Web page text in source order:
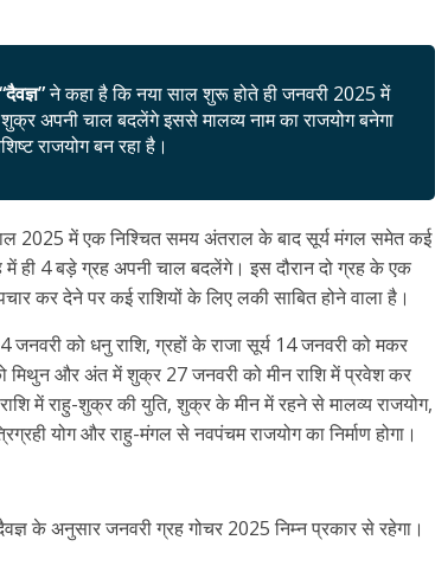
“दैवज्ञ”ने कहा है कि नया साल शुरू होते ही जनवरी 2025 में
अपनी चाल बदलेंगे इससे मालव्य नाम का राजयोग बनेगा
राजयोग बन रहा है।
2025 में एक निश्चित समय अंतराल के बाद सूर्य मंगल समेत कई
में ही 4 बड़े ग्रह अपनी चाल बदलेंगे। इस दौरान दो ग्रह के एक
कर देने पर कई राशियों के लिए लकी साबित होने वाला है।
को धनु राशि, ग्रहों के राजा सूर्य 14 जनवरी को मकर
और अंत में शुक्र 27 जनवरी को मीन राशि में प्रवेश कर
में राहु-शुक्र की युति, शुक्र के मीन में रहने से मालव्य राजयोग,
योग और राहु-मंगल से नवपंचम राजयोग का निर्माण होगा।
के अनुसार जनवरी ग्रह गोचर 2025 निम्न प्रकार से रहेगा।